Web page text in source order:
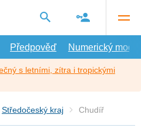
Předpověď Numerický model
s letními, zítra i tropickými
Středočeský kraj Chudíř